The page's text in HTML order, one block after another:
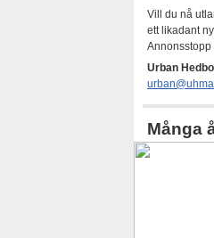
Vill du nå
ett likadant
Annonsstopp
Urban
Många